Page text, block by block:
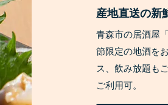
産地直送の新
青森市の居酒屋
節限定の地酒を
ス、飲み放題も
ご利用可。